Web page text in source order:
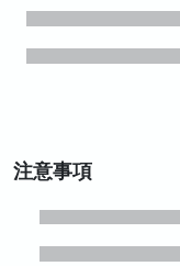
注意事項